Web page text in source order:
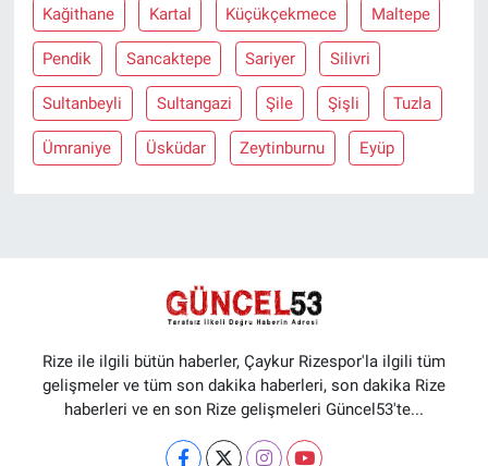
Kağithane Kartal Küçükçekmece Maltepe
Pendik Sancaktepe Sariyer Silivri
Sultanbeyli Sultangazi Şile Şişli Tuzla
Ümraniye Üsküdar Zeytinburnu Eyüp
Rize ile ilgili bütün haberler, Çaykur Rizespor'la ilgili tüm
gelişmeler ve tüm son dakika haberleri, son dakika Rize
haberleri ve en son Rize gelişmeleri Güncel53'te...